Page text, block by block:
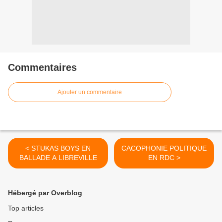
Commentaires
Ajouter un commentaire
< STUKAS BOYS EN
BALLADE A LIBREVILLE
CACOPHONIE POLITIQUE
EN RDC >
Hébergé par Overblog
Top articles